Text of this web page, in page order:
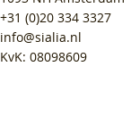
+31 (0)20 334 3327
info@sialia.nl
KvK: 08098609